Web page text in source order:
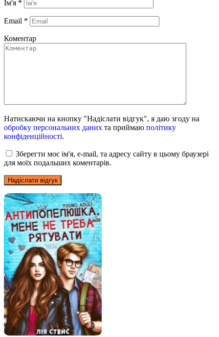
Ім'я *
Email *
Коментар
Натискаючи на кнопку "Надіслати відгук", я даю згоду на
обробку персональних даних та приймаю політику
конфіденційності.
Зберегти моє ім'я, e-mail, та адресу сайту в цьому браузері
для моїх подальших коментарів.